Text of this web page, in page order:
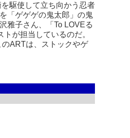
駆使して立ち向かう忍者
「ゲゲゲの鬼太郎」の鬼
雅子さん、「To LOVEる
が担当しているのだ。
ARTは、ストックやゲ